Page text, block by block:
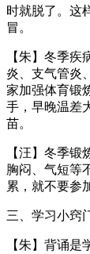
时就脱了。这
冒。
【朱】冬季
炎、支气管炎
家加强体育锻
手，早晚温差
苗。
【汪】冬季
胸闷、气短等
累，就不要参
三、学习小窍
【朱】背诵